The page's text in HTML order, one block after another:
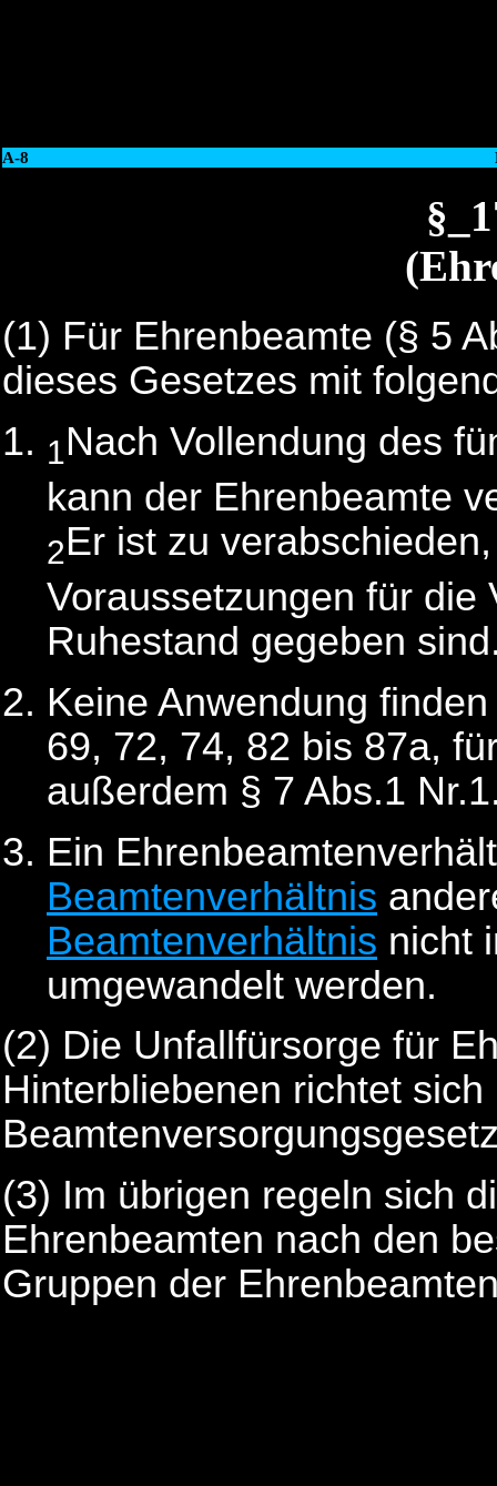
A-8
(1) Für Ehrenbeamte (§ 5
dieses Gesetzes mit
1Nach Vollendung des
kann der Ehrenbeamte
2Er ist zu
Voraussetzungen für die
Ruhestand gegeben
Keine Anwendung
69, 72, 74, 82 bis 87a,
außerdem § 7 Abs.1
Ein
Beamtenverhältnis
Beamtenverhältnis nicht
umgewandelt werden.
(2) Die Unfallfürsorge für
Hinterbliebenen richtet
(3) Im übrigen regeln sich
Ehrenbeamten nach den
Gruppen der